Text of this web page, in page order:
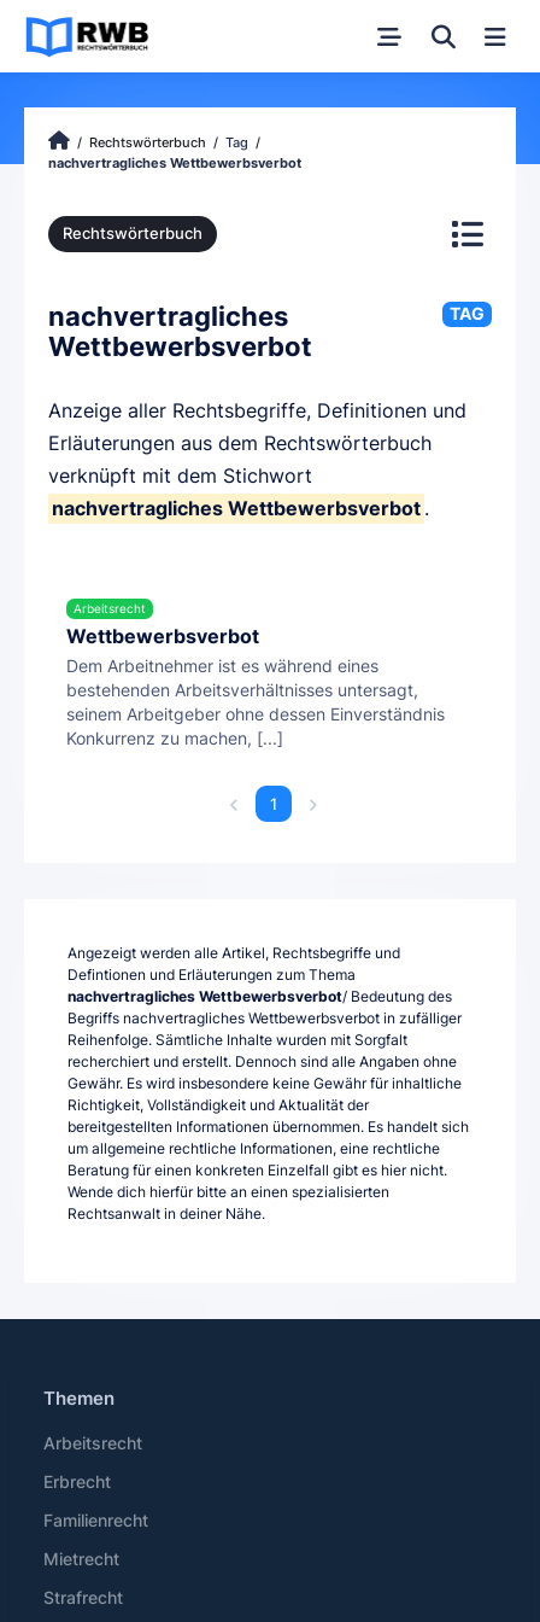
Rechtswörterbuch
Tag
nachvertragliches Wettbewerbsverbot
Rechtswörterbuch
nachvertragliches
Wettbewerbsverbot
TAG
Anzeige aller Rechtsbegriffe, Definitionen und
Erläuterungen aus dem Rechtswörterbuch
verknüpft mit dem Stichwort
nachvertragliches Wettbewerbsverbot .
Arbeitsrecht
Wettbewerbsverbot
Dem Arbeitnehmer ist es während eines
bestehenden Arbeitsverhältnisses untersagt,
seinem Arbeitgeber ohne dessen Einverständnis
Konkurrenz zu machen, [...]
1
Angezeigt werden alle Artikel, Rechtsbegriffe und
Defintionen und Erläuterungen zum Thema
nachvertragliches Wettbewerbsverbot/ Bedeutung des
Begriffs nachvertragliches Wettbewerbsverbot in zufälliger
Reihenfolge. Sämtliche Inhalte wurden mit Sorgfalt
recherchiert und erstellt. Dennoch sind alle Angaben ohne
Gewähr. Es wird insbesondere keine Gewähr für inhaltliche
Richtigkeit, Vollständigkeit und Aktualität der
bereitgestellten Informationen übernommen. Es handelt sich
um allgemeine rechtliche Informationen, eine rechtliche
Beratung für einen konkreten Einzelfall gibt es hier nicht.
Wende dich hierfür bitte an einen spezialisierten
Rechtsanwalt in deiner Nähe.
Themen
Arbeitsrecht
Erbrecht
Familienrecht
Mietrecht
Strafrecht